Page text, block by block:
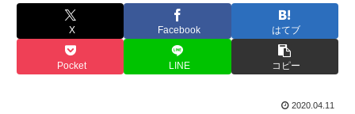
X Facebook はてブ
Pocket LINE コピー
2020.04.11